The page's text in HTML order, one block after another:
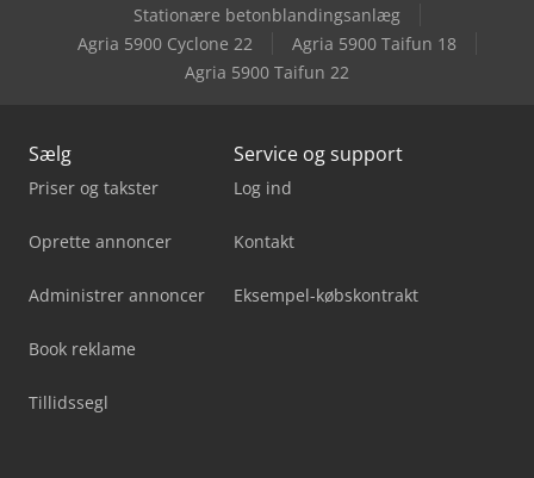
Stationære betonblandingsanlæg
Agria 5900 Cyclone 22
Agria 5900 Taifun 18
Agria 5900 Taifun 22
Sælg
Priser og takster
Oprette annoncer
Administrer annoncer
Book reklame
Tillidssegl
Service og support
Log ind
Kontakt
Eksempel-købskontrakt